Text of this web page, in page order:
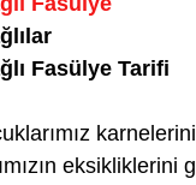
Fasülye Tarifi